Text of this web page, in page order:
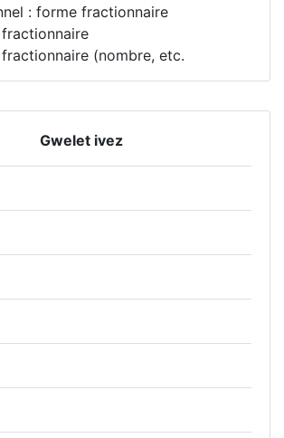
: forme fractionnaire
(nombre, etc.
Gwelet ivez